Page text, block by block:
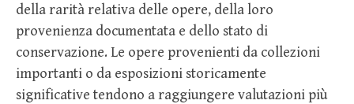
della rarità relativa delle opere, della loro
provenienza documentata e dello stato di
conservazione. Le opere provenienti da collezioni
importanti o da esposizioni storicamente
significative tendono a raggiungere valutazioni più